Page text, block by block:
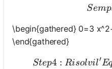
Sem
\begin{gathered} 0=3
\end{gathered}
Step4 : Risolvil′